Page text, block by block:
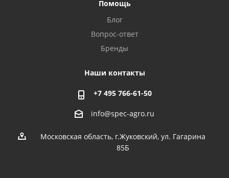
Помощь
Блог
Вопрос-ответ
Бренды
Наши контакты
+7 495 766-61-50
info@spec-agro.ru
Московская область, г.Жуковский, ул. Гагарина
85Б